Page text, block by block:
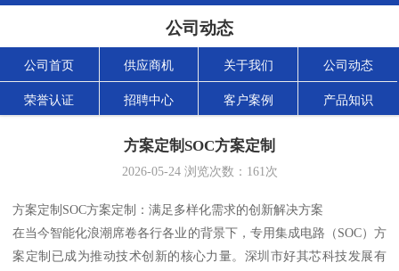
公司动态
公司首页 供应商机 关于我们 公司动态
荣誉认证 招聘中心 客户案例 产品知识
方案定制SOC方案定制
2026-05-24浏览次数： 161次
方案定制SOC方案定制：满足多样化需求的创新解决方案
在当今智能化浪潮席卷各行各业的背景下，专用集成电路（SOC）方
案定制已成为推动技术创新的核心力量。深圳市好其芯科技发展有